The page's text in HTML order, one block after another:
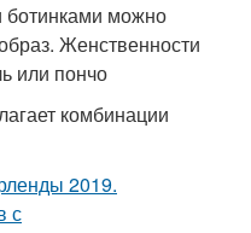
можно
Женственности
или пончо
комбинации